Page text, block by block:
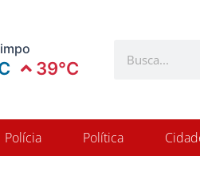
39°C
Polícia Política